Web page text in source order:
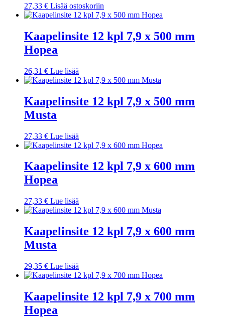
27,33 € Lisää ostoskoriin
Kaapelinsite 12 kpl 7,9 x 500 mm
Hopea
26,31 € Lue lisää
Kaapelinsite 12 kpl 7,9 x 500 mm
Musta
27,33 € Lue lisää
Kaapelinsite 12 kpl 7,9 x 600 mm
Hopea
27,33 € Lue lisää
Kaapelinsite 12 kpl 7,9 x 600 mm
Musta
29,35 € Lue lisää
Kaapelinsite 12 kpl 7,9 x 700 mm
Hopea